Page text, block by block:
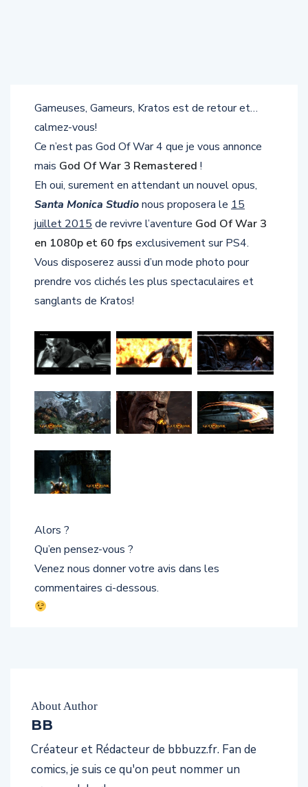
Gameuses, Gameurs, Kratos est de retour et…
calmez-vous!
Ce n’est pas God Of War 4 que je vous annonce
mais God Of War 3 Remastered !
Eh oui, surement en attendant un nouvel opus,
Santa Monica Studionous proposera le 15
juillet 2015de revivre l’aventure God Of War 3
en 1080p et 60 fps exclusivement sur PS4.
Vous disposerez aussi d’un mode photo pour
prendre vos clichés les plus spectaculaires et
sanglants de Kratos!
Alors ?
Qu’en pensez-vous ?
Venez nous donner votre avis dans les
commentaires ci-dessous.
About Author
BB
Créateur et Rédacteur de bbbuzz.fr. Fan de
comics, je suis ce qu'on peut nommer un